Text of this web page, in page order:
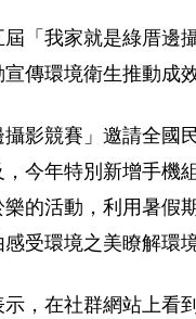
「我家就是綠厝邊
傳環境衛生推動成
攝影競賽」邀請全
今年特別新增手機
的活動，利用暑假
受環境之美瞭解環
，在社群網站上看